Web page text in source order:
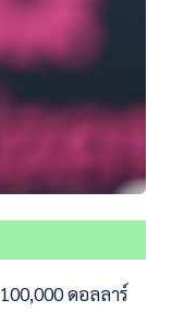
ดอลลาร์